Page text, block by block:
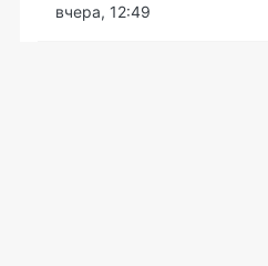
вчера, 12:49